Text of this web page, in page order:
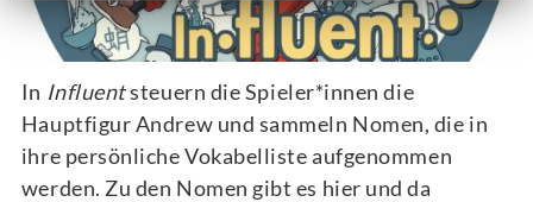
In Influentsteuern die Spieler*innen die
Hauptfigur Andrew und sammeln Nomen, die in
ihre persönliche Vokabelliste aufgenommen
werden. Zu den Nomen gibt es hier und da